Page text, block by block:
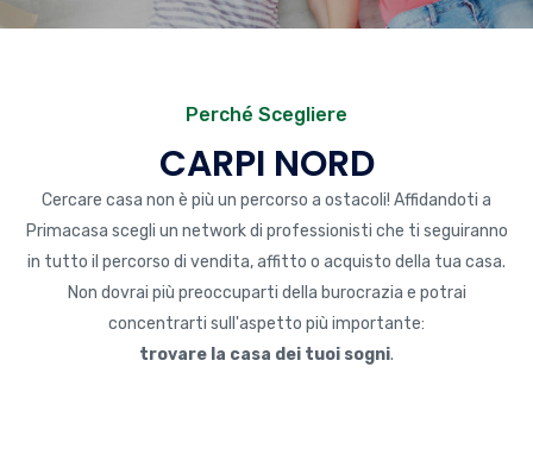
Perché Scegliere
CARPI NORD
Cercare casa non è più un percorso a ostacoli! Affidandoti a
Primacasa scegli un network di professionisti che ti seguiranno
in tutto il percorso di vendita, affitto o acquisto della tua casa.
Non dovrai più preoccuparti della burocrazia e potrai
concentrarti sull'aspetto più importante:
trovare la casa dei tuoi sogni.